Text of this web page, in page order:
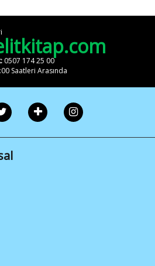
0507 174 25 00
Saatleri Arasında